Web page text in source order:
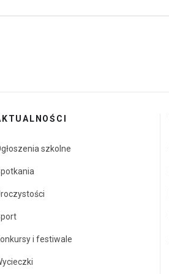
szkolne
i festiwale